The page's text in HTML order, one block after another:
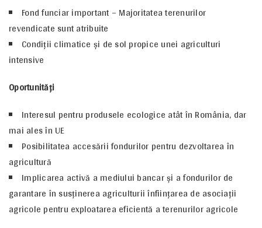
Fond funciar important – Majoritatea terenurilor
revendicate sunt atribuite
Condiţii climatice şi de sol propice unei agriculturi
intensive
Oportunităţi
Interesul pentru produsele ecologice atât în România, dar
mai ales în UE
Posibilitatea accesării fondurilor pentru dezvoltarea în
agricultură
Implicarea activă a mediului bancar şi a fondurilor de
garantare în susţinerea agriculturii înfiinţarea de asociaţii
agricole pentru exploatarea eficientă a terenurilor agricole